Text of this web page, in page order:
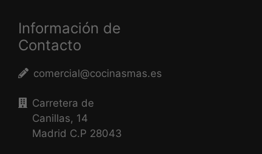
Información de
Contacto
comercial@cocinasmas.es
Carretera de
Canillas, 14
Madrid C.P 28043